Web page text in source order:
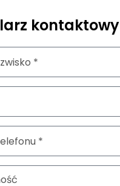
kontaktowy